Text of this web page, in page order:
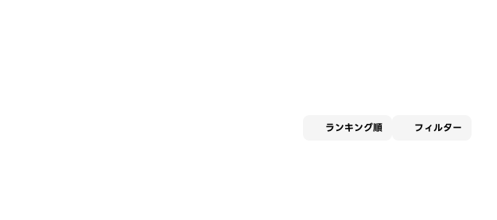
ランキング順 フィルター